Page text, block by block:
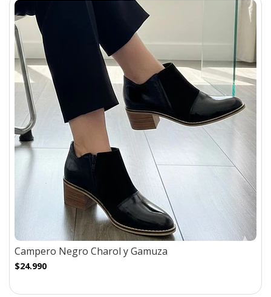
Campero Negro Charol y Gamuza
$24.990